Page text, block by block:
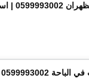
ودفاع متخصص
قانونية فورية